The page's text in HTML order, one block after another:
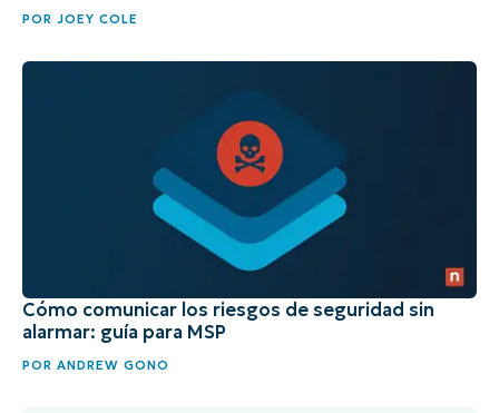
POR JOEY COLE
Cómo comunicar los riesgos de seguridad sin
alarmar: guía para MSP
POR ANDREW GONO